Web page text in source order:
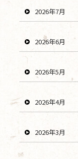
2026年7月
2026年6月
2026年5月
2026年4月
2026年3月